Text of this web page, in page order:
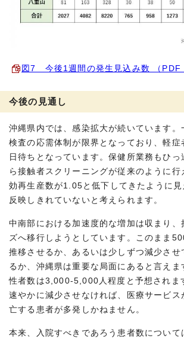
図7 今後1週間の発生見込み数 （PDF
今後の見通し
沖縄県内では、感染拡大が続いています。
検査の応需体制が限界となっており、軽症
日待ちとなっています。保健所業務もひっ
ら接触者スクリーニングが従来のように行
効再生産数が1.05と低下してきたように
反映しきれていないと考えられます。
中南部における加速度的な増加は収まり、
ズへ移行しようとしています。このまま
推移させるか、あるいは少しずつ減少させ
るか、沖縄県は重要な局面にあると言えま
性者数は3,000-5,000人程度と予想されま
速やかに減少させなければ、医療サービス
亡する患者が多発しかねません。
本来、入院すべきであろう患者数について